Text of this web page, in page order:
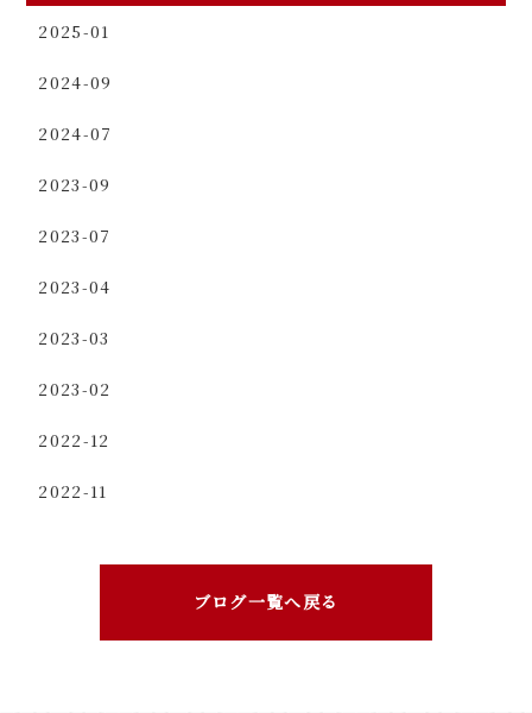
2025-01
2024-09
2024-07
2023-09
2023-07
2023-04
2023-03
2023-02
2022-12
2022-11
ブログ一覧へ戻る